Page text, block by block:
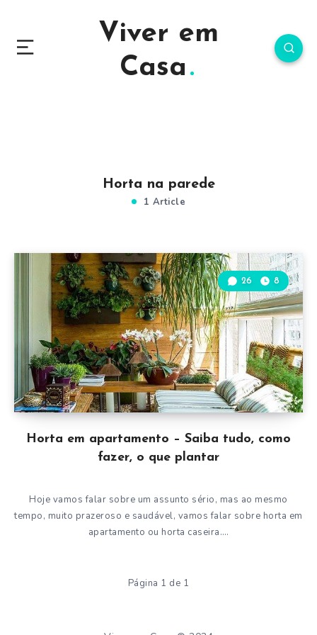
Viver em
Casa
Horta na parede
1 Article
Horta em apartamento – Saiba tudo, como
fazer, o que plantar
26 8
Hoje vamos falar sobre um assunto sério, mas ao mesmo
tempo, muito prazeroso e saudável, vamos falar sobre horta em
apartamento ou horta caseira….
Página 1 de 1